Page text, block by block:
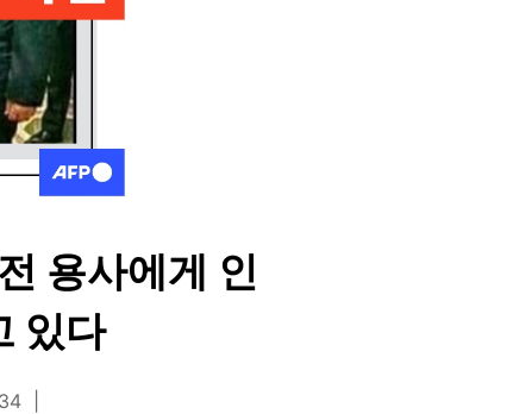
용사에게 인
있다